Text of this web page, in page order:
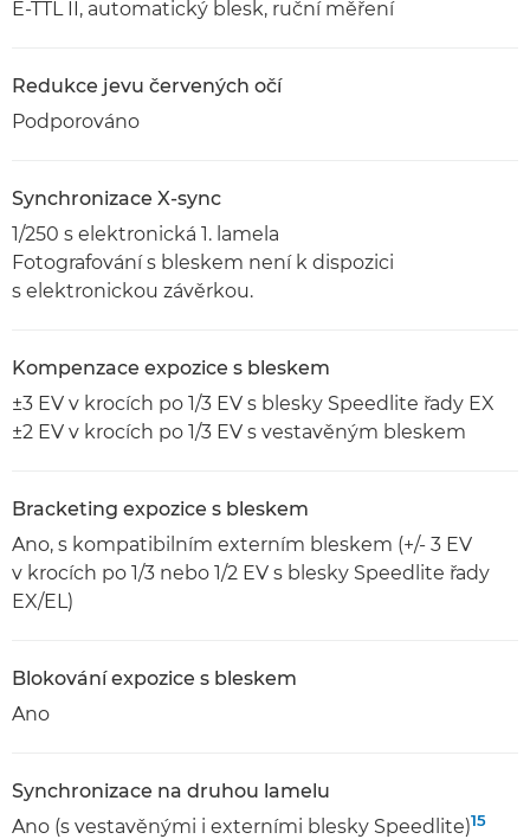
E-TTL II, automatický blesk, ruční měření
Redukce jevu červených očí
Podporováno
Synchronizace X-sync
1/250 s elektronická 1. lamela
Fotografování s bleskem není k dispozici
s elektronickou závěrkou.
Kompenzace expozice s bleskem
±3 EV v krocích po 1/3 EV s blesky Speedlite řady EX
±2 EV v krocích po 1/3 EV s vestavěným bleskem
Bracketing expozice s bleskem
Ano, s kompatibilním externím bleskem (+/- 3 EV
v krocích po 1/3 nebo 1/2 EV s blesky Speedlite řady
EX/EL)
Blokování expozice s bleskem
Ano
Synchronizace na druhou lamelu
Ano (s vestavěnými i externími blesky Speedlite)15